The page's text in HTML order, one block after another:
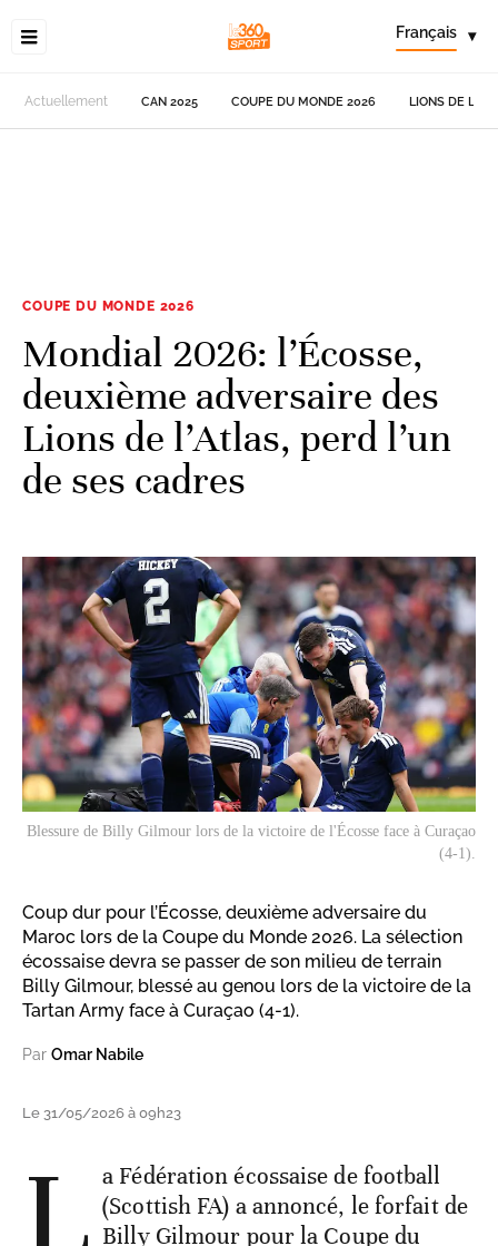
Français ▾
Actuellement CAN 2025 COUPE DU MONDE 2026 LIONS DE
COUPE DU MONDE 2026
Mondial 2026: l’Écosse,
deuxième adversaire des
Lions de l’Atlas, perd l’un
de ses cadres
Blessure de Billy Gilmour lors de la victoire de l'Écosse face à Curaçao
(4-1).
Coup dur pour l’Écosse, deuxième adversaire du
Maroc lors de la Coupe du Monde 2026. La sélection
écossaise devra se passer de son milieu de terrain
Billy Gilmour, blessé au genou lors de la victoire de la
Tartan Army face à Curaçao (4-1).
Par Omar Nabile
Le 31/05/2026 à 09h23
a Fédération écossaise de football
(Scottish FA) a annoncé, le forfait de
Billy Gilmour pour la Coupe du